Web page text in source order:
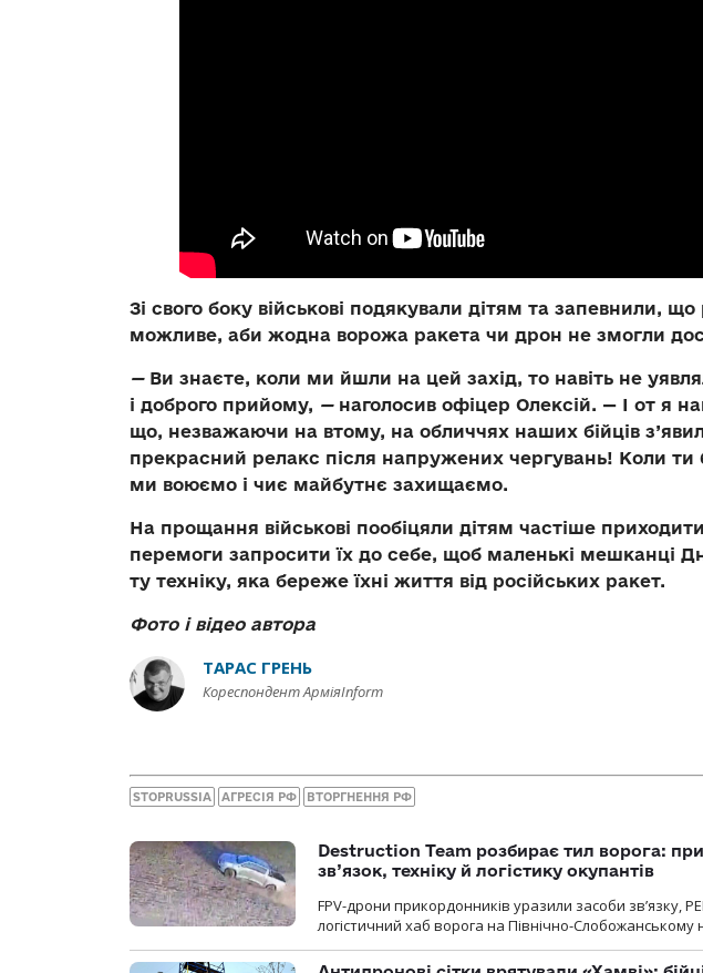
Зі свого боку військові подякували дітям та запевнили,
можливе, аби жодна ворожа ракета чи дрон не змогли
— Ви знаєте, коли ми йшли на цей захід, то навіть не
і доброго прийому, —наголосив офіцер Олексій. — І от я
що, незважаючи на втому, на обличчях наших бійців
прекрасний релакс після напружених чергувань! Коли ти
ми воюємо і чиє майбутнє захищаємо.
На прощання військові пообіцяли дітям частіше
перемоги запросити їх до себе, щоб маленькі мешканці
ту техніку, яка береже їхні життя від російських ракет.
Фото і відео автора
ТАРАС ГРЕНЬ
Кореспондент АрміяInform
STOPRUSSIA АГРЕСІЯ РФ ВТОРГНЕННЯ РФ
Destruction Team розбирає тил ворога:
зв’язок, техніку й логістику окупантів
FPV-дрони прикордонників уразили засоби зв’язку,
логістичний хаб ворога на Північно-Слобожанському